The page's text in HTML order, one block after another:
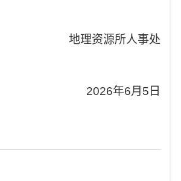
地理资源所人事处
年6月 5 日